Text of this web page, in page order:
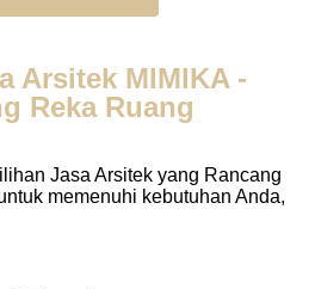
Arsitek MIMIKA -
Reka Ruang
Jasa Arsitek yang Rancang
memenuhi kebutuhan Anda,